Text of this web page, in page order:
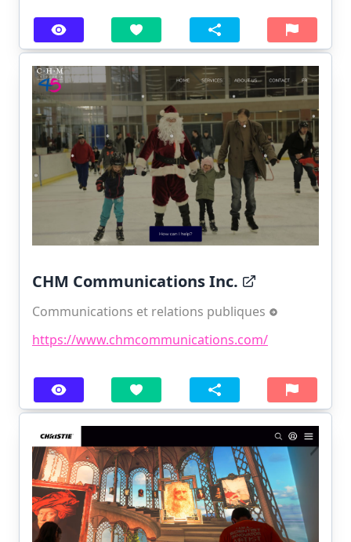
CHM Communications Inc.
Communications et relations publiques
https://www.chmcommunications.com/